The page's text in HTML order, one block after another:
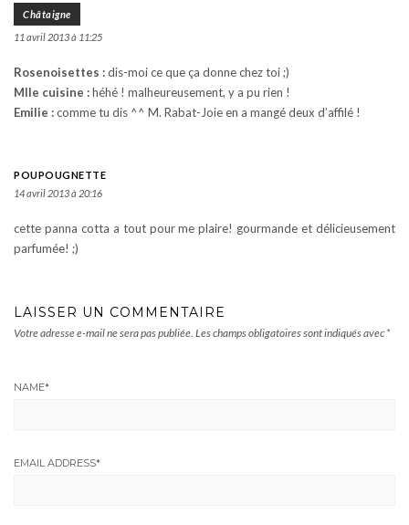
Châtaigne
11 avril 2013 à 11:25
Rosenoisettes :dis-moi ce que ça donne chez toi ;)
Mlle cuisine :héhé ! malheureusement, y a pu rien !
Emilie :comme tu dis ^^ M. Rabat-Joie en a mangé deux d’affilé !
POUPOUGNETTE
14 avril 2013 à 20:16
cette panna cotta a tout pour me plaire! gourmande et délicieusement
parfumée! ;)
LAISSER UN COMMENTAIRE
Votre adresse e-mail ne sera pas publiée. Les champs obligatoires sont indiqués avec *
NAME*
EMAIL ADDRESS*